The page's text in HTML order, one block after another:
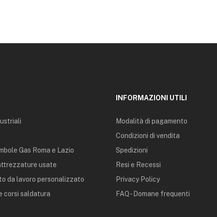
Gas Roma e Lazio
usate
da lavoro personalizzato
corsi saldatura
INFORMAZIONI UTILI
Modalità di pagamento
Condizioni di vendita
Spedizioni
Resi e Recessi
Privacy Policy
FAQ - Domane frequenti